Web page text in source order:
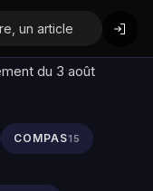
du 3 août
COMPAS15